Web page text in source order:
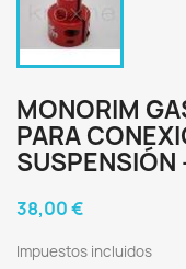
MONORIM
PARA
SUSPENSIÓN
38,00 €
Impuestos incluidos